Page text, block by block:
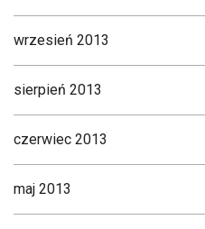
wrzesień 2013
sierpień 2013
czerwiec 2013
maj 2013